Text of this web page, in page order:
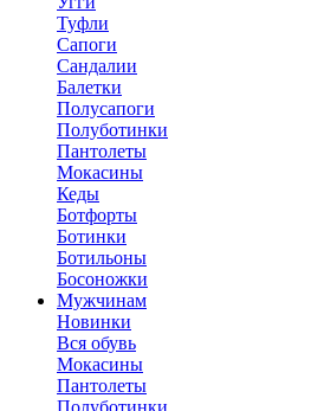
Туфли
Сапоги
Сандалии
Балетки
Полусапоги
Полуботинки
Пантолеты
Мокасины
Кеды
Ботфорты
Ботинки
Ботильоны
Босоножки
Мужчинам
Новинки
Вся обувь
Мокасины
Пантолеты
Полуботинки